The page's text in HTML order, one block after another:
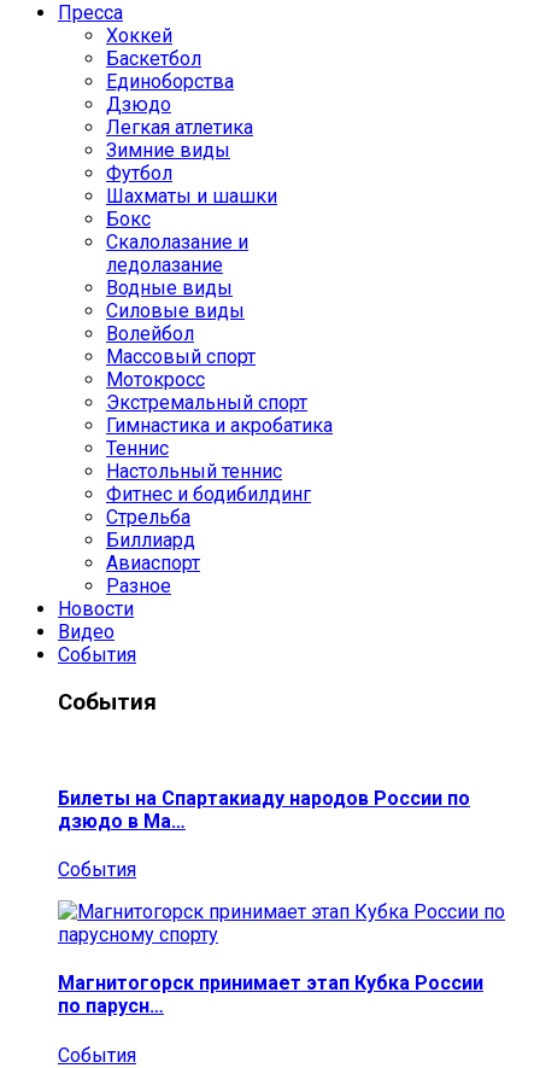
Пресса
Хоккей
Баскетбол
Единоборства
Дзюдо
Легкая атлетика
Зимние виды
Футбол
Шахматы и шашки
Бокс
Скалолазание и
ледолазание
Водные виды
Силовые виды
Волейбол
Массовый спорт
Мотокросс
Экстремальный спорт
Гимнастика и акробатика
Теннис
Настольный теннис
Фитнес и бодибилдинг
Стрельба
Биллиард
Авиаспорт
Разное
Новости
Видео
События
События
Билеты на Спартакиаду народов России по
дзюдо в Ма…
События
Магнитогорск принимает этап Кубка России
по парусн…
События